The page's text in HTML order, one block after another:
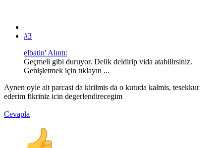
#3
elbatin' Alıntı:
Geçmeli gibi duruyor. Delik deldirip vida atabilirsiniz.
Genişletmek için tıklayın ...
Aynen oyle alt parcasi da kirilmis da o kutuda kalmis, tesekkur
ederim fikriniz icin degerlendirecegim
Cevapla